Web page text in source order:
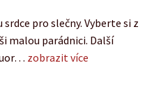
pro slečny. Vyberte si z
malou parádnici. Další
zobrazit více